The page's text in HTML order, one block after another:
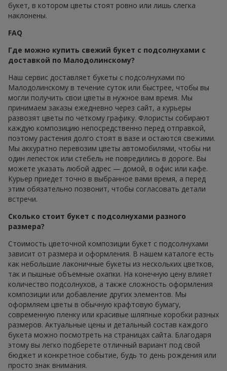
букет, в котором цветы стоят ровно или лишь слегка
наклонены.
FAQ
Где можно купить свежий букет с подсолнухами с
доставкой по Малодолинскому?
Наш сервис доставляет букеты с подсолнухами по
Малодолинскому в течение суток или быстрее, чтобы вы
могли получить свои цветы в нужное вам время. Мы
принимаем заказы ежедневно через сайт, а курьеры
развозят цветы по четкому графику. Флористы собирают
каждую композицию непосредственно перед отправкой,
поэтому растения долго стоят в вазе и остаются свежими.
Мы аккуратно перевозим цветы автомобилями, чтобы ни
один лепесток или стебель не повредились в дороге. Вы
можете указать любой адрес — домой, в офис или кафе.
Курьер приедет точно в выбранное вами время, а перед
этим обязательно позвонит, чтобы согласовать детали
встречи.
Сколько стоит букет с подсолнухами разного
размера?
Стоимость цветочной композиции букет с подсолнухами
зависит от размера и оформления. В нашем каталоге есть
как небольшие лаконичные букеты из нескольких цветков,
так и пышные объемные охапки. На конечную цену влияет
количество подсолнухов, а также сложность оформления
композиции или добавление других элементов. Мы
оформляем цветы в обычную крафтовую бумагу,
современную пленку или красивые шляпные коробки разных
размеров. Актуальные цены и детальный состав каждого
букета можно посмотреть на страницах сайта. Благодаря
этому вы легко подберете отличный вариант под свой
бюджет и конкретное событие, будь то день рождения или
просто знак внимания.